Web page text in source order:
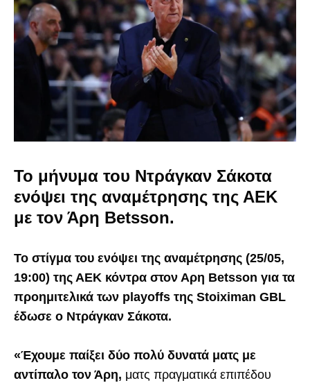
Το μήνυμα του Ντράγκαν Σάκοτα
ενόψει της αναμέτρησης της ΑΕΚ
με τον Άρη Betsson.
Το στίγμα του ενόψει της αναμέτρησης (25/05,
19:00) της ΑΕΚ κόντρα στον Αρη Betsson για τα
προημιτελικά των playoffs της Stoiximan GBL
έδωσε ο Ντράγκαν Σάκοτα.
«Έχουμε παίξει δύο πολύ δυνατά ματς με
αντίπαλο τον Άρη, ματς πραγματικά επιπέδου